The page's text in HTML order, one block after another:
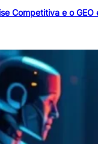
Competitiva e o GEO